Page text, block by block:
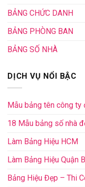
BẢNG CHỨC DANH
BẢNG PHÒNG BAN
BẢNG SỐ NHÀ
DỊCH VỤ NỔI BẬC
Mẫu bảng tên công ty
18 Mẫu bảng số nhà
Làm Bảng Hiệu HCM
Làm Bảng Hiệu Quận
Bảng Hiệu Đẹp – Thi